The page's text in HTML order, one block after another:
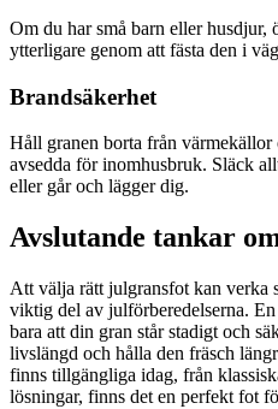
Om du har små barn eller husdjur,
ytterligare genom att fästa den i
Brandsäkerhet
Håll granen borta från
avsedda för inomhusbruk. Släck
eller går och lägger dig.
Avslutande tankar
Att välja rätt julgransfot kan verka
viktig del av julförberedelserna.
bara att din gran står stadigt och
livslängd och hålla den fräsch
finns tillgängliga idag, från
lösningar, finns det en perfekt fot